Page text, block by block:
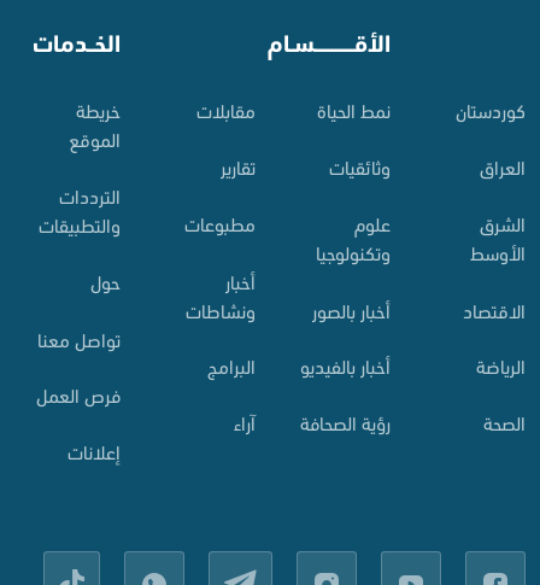
کوردستان
العراق
الشرق
الأوسط
الاقتصاد
الرياضة
الصحة
الأقـــــــــــسـام
نمط الحياة
وثائقيات
علوم
وتكنولوجيا
أخبار بالصور
أخبار بالفيديو
رؤية الصحافة
مقابلات
تقارير
مطبوعات
أخبار
ونشاطات
البرامج
آراء
الخــدمات
خريطة
الموقع
الترددات
والتطبيقات
حول
تواصل معنا
فرص العمل
إعلانات